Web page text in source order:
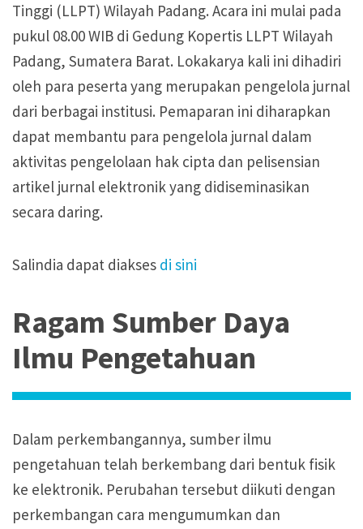
Tinggi (LLPT) Wilayah Padang. Acara ini mulai pada
pukul 08.00 WIB di Gedung Kopertis LLPT Wilayah
Padang, Sumatera Barat. Lokakarya kali ini dihadiri
oleh para peserta yang merupakan pengelola jurnal
dari berbagai institusi. Pemaparan ini diharapkan
dapat membantu para pengelola jurnal dalam
aktivitas pengelolaan hak cipta dan pelisensian
artikel jurnal elektronik yang didiseminasikan
secara daring.
Salindia dapat diakses di sini
Ragam Sumber Daya
Ilmu Pengetahuan
Dalam perkembangannya, sumber ilmu
pengetahuan telah berkembang dari bentuk fisik
ke elektronik. Perubahan tersebut diikuti dengan
perkembangan cara mengumumkan dan